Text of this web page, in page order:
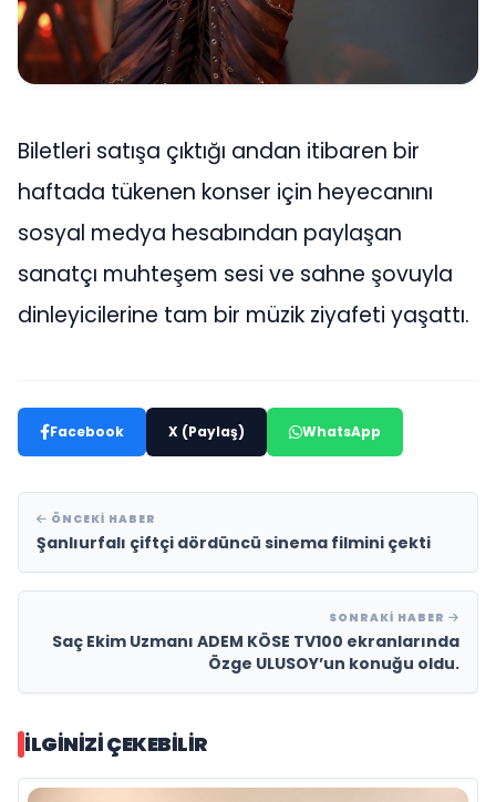
Biletleri satışa çıktığı andan itibaren bir
haftada tükenen konser için heyecanını
sosyal medya hesabından paylaşan
sanatçı muhteşem sesi ve sahne şovuyla
dinleyicilerine tam bir müzik ziyafeti yaşattı.
Facebook X (Paylaş) WhatsApp
ÖNCEKI HABER
Şanlıurfalı çiftçi dördüncü sinema filmini çekti
SONRAKI HABER
Saç Ekim Uzmanı ADEM KÖSE TV100 ekranlarında
Özge ULUSOY’un konuğu oldu.
İLGINIZI ÇEKEBILIR